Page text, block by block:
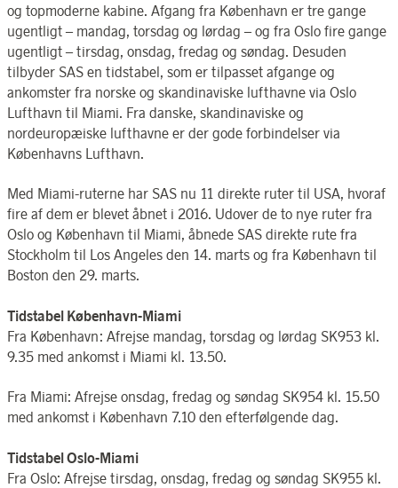
og topmoderne kabine. Afgang fra København er tre gange
ugentligt – mandag, torsdag og lørdag – og fra Oslo fire gange
ugentligt – tirsdag, onsdag, fredag og søndag. Desuden
tilbyder SAS en tidstabel, som er tilpasset afgange og
ankomster fra norske og skandinaviske lufthavne via Oslo
Lufthavn til Miami. Fra danske, skandinaviske og
nordeuropæiske lufthavne er der gode forbindelser via
Københavns Lufthavn.
Med Miami-ruterne har SAS nu 11 direkte ruter til USA, hvoraf
fire af dem er blevet åbnet i 2016. Udover de to nye ruter fra
Oslo og København til Miami, åbnede SAS direkte rute fra
Stockholm til Los Angeles den 14. marts og fra København til
Boston den 29. marts.
Tidstabel København-Miami
Fra København: Afrejse mandag, torsdag og lørdag SK953 kl.
9.35 med ankomst i Miami kl. 13.50.
Fra Miami: Afrejse onsdag, fredag og søndag SK954 kl. 15.50
med ankomst i København 7.10 den efterfølgende dag.
Tidstabel Oslo-Miami
Fra Oslo: Afrejse tirsdag, onsdag, fredag og søndag SK955 kl.